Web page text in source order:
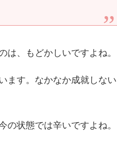
、もどかしいですよね。
ます。なかなか成就しない
状態では辛いですよね。